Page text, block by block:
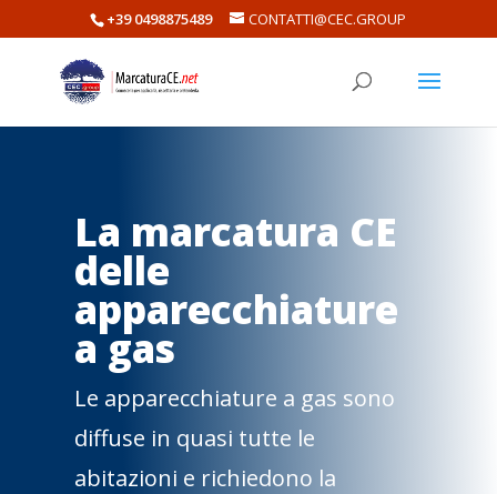
+39 0498875489 CONTATTI@CEC.GROUP
La marcatura CE
delle
apparecchiature
a gas
Le apparecchiature a gas sono
diffuse in quasi tutte le
abitazioni e richiedono la